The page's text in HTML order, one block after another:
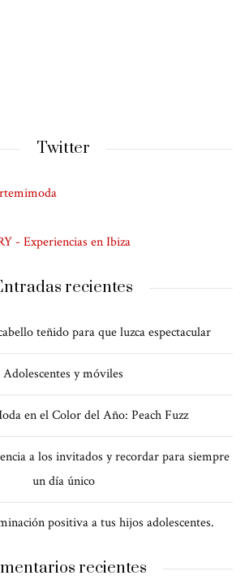
Twitter
- Experiencias en Ibiza
recientes
teñido para que luzca espectacular
Adolescentes y móviles
en el Color del Año: Peach Fuzz
a los invitados y recordar para siempre
un día único
positiva a tus hijos adolescentes.
recientes